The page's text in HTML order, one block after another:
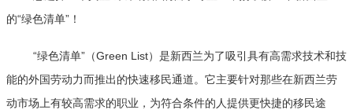
的“绿色清单”！
“绿色清单”（Green List）是新西兰为了吸引具有高需求技术和技
能的外国劳动力而推出的快速移民通道。它主要针对那些在新西兰劳
动市场上有较高需求的职业，为符合条件的人提供更快捷的移民途